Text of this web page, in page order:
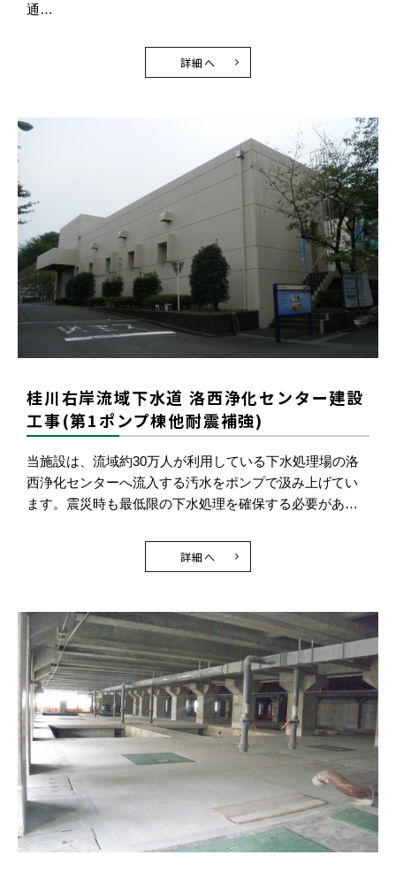
通…
詳細へ
桂川右岸流域下水道 洛西浄化センター建設
工事(第1ポンプ棟他耐震補強)
当施設は、流域約30万人が利用している下水処理場の洛
西浄化センターへ流入する汚水をポンプで汲み上げてい
ます。震災時も最低限の下水処理を確保する必要があ…
詳細へ